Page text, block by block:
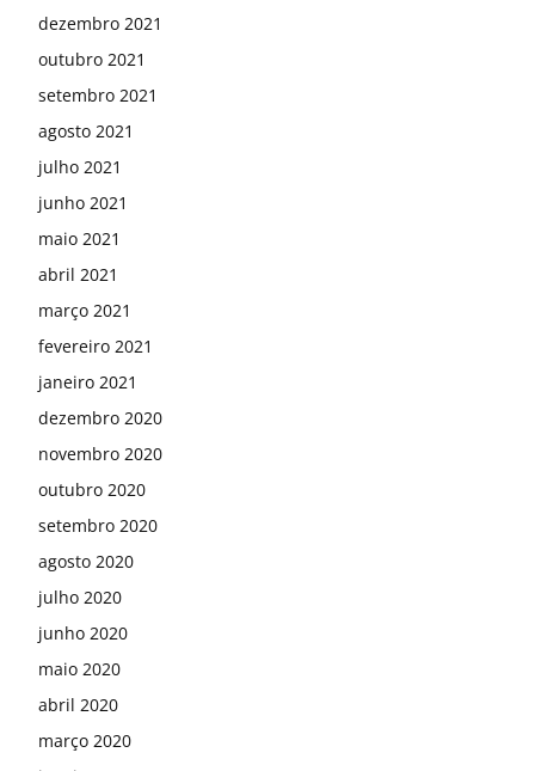
dezembro 2021
outubro 2021
setembro 2021
agosto 2021
julho 2021
junho 2021
maio 2021
abril 2021
março 2021
fevereiro 2021
janeiro 2021
dezembro 2020
novembro 2020
outubro 2020
setembro 2020
agosto 2020
julho 2020
junho 2020
maio 2020
abril 2020
março 2020